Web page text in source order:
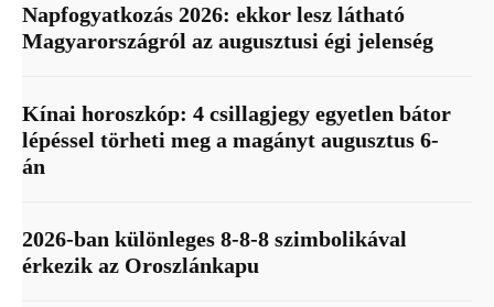
Napfogyatkozás 2026: ekkor lesz látható
Magyarországról az augusztusi égi jelenség
Kínai horoszkóp: 4 csillagjegy egyetlen bátor
lépéssel törheti meg a magányt augusztus 6-
án
2026-ban különleges 8-8-8 szimbolikával
érkezik az Oroszlánkapu